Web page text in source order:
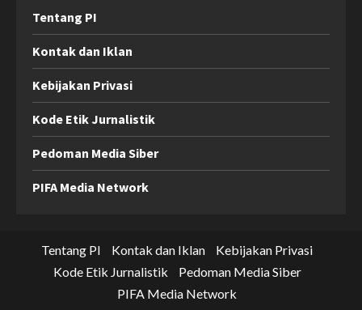
Tentang PI
Kontak dan Iklan
Kebijakan Privasi
Kode Etik Jurnalistik
Pedoman Media Siber
PIFA Media Network
Tentang PI Kontak dan Iklan
Kebijakan Privasi
Kode Etik Jurnalistik
Pedoman Media Siber
PIFA Media Network